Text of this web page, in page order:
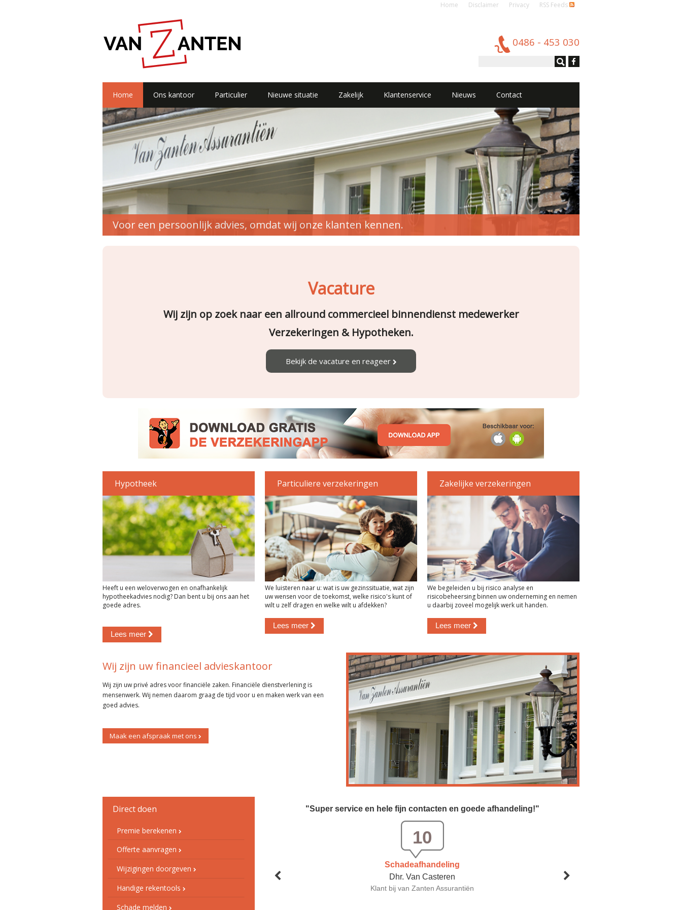
Home Disclaimer Privacy RSS Feeds
0486 - 453 030
Voor een persoonlijk advies, omdat wij onze klanten kennen.
Vacature
Wij zijn op zoek naar een allround commercieel binnendienst medewerker
Verzekeringen & Hypotheken.
Bekijk de vacature en reageer
Hypotheek
Heeft u een weloverwogen en onafhankelijk
hypotheekadvies nodig? Dan bent u bij ons aan het
goede adres.
Lees meer
Particuliere verzekeringen
We luisteren naar u: wat is uw gezinssituatie, wat zijn
uw wensen voor de toekomst, welke risico's kunt of
wilt u zelf dragen en welke wilt u afdekken?
Lees meer
Zakelijke verzekeringen
We begeleiden u bij risico analyse en
risicobeheersing binnen uw onderneming en nemen
u daarbij zoveel mogelijk werk uit handen.
Lees meer
Wij zijn uw financieel advieskantoor
Wij zijn uw privé adres voor financiële zaken. Financiële dienstverlening is
mensenwerk. Wij nemen daarom graag de tijd voor u en maken werk van een
goed advies.
Maak een afspraak met ons
Direct doen
Premie berekenen
Offerte aanvragen
Wijzigingen doorgeven
Handige rekentools
Schade melden
Home Ons kantoor Particulier Nieuwe situatie Zakelijk Klantenservice Nieuws Contact